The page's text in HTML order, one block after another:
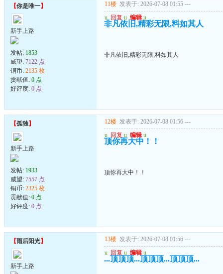
【你是唯一】
新手上路
发帖: 1853
威望: 7122 点
铜币: 2135 枚
贡献值: 0 点
好评度: 0 点
11楼 发表于: 2026-07-08 01:55 ---
u 回复 u 编辑 u
非凡依旧,精彩无限,料如其人
非凡依旧,精彩无限,料如其人
【孤独】
新手上路
发帖: 1933
威望: 7557 点
铜币: 2325 枚
贡献值: 0 点
好评度: 0 点
12楼 发表于: 2026-07-08 01:56 ---
u 回复 u 编辑 u
顶你再大中！！
顶你再大中！！
【雨后阳光】
新手上路
13楼 发表于: 2026-07-08 01:56 ---
u 回复 u 编辑 u
...顶顶顶...顶顶顶...顶顶顶...